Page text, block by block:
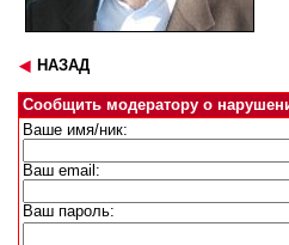
НАЗАД
Сообщить модератору о
Ваше имя/ник:
Ваш email:
Ваш пароль: